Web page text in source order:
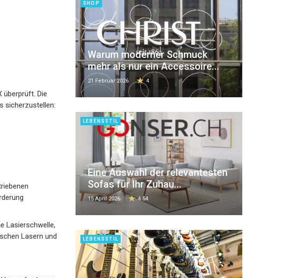
überprüft. Die
sicherzustellen:
Lasierschwelle,
Lasern und
SHOP
Warum moderner Schmuck
mehr als nur ein Accessoire...
21 Februar 2026 4
LEBENSSTIL
Eine Auswahl der relevantesten
Sofas für Ihr Zuhau...
15 April 2026 4.54
LEBENSSTIL